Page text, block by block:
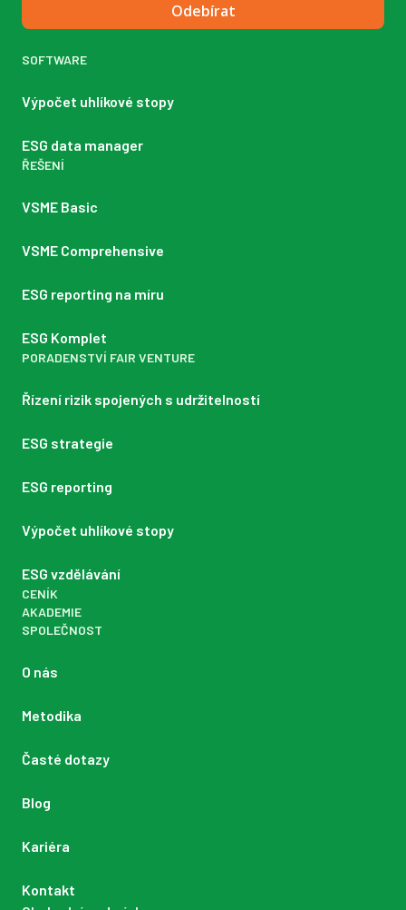
Odebírat
SOFTWARE
Výpočet uhlíkové stopy
ESG data manager
ŘEŠENÍ
VSME Basic
VSME Comprehensive
ESG reporting na míru
ESG Komplet
PORADENSTVÍ FAIR VENTURE
Řízení rizik spojených s udržitelností
ESG strategie
ESG reporting
Výpočet uhlíkové stopy
ESG vzdělávání
CENÍK
AKADEMIE
SPOLEČNOST
O nás
Metodika
Časté dotazy
Blog
Kariéra
Kontakt